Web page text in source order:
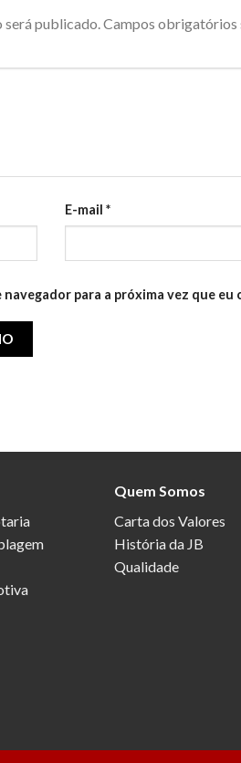
será publicado. Campos obrigatórios
E-mail *
para a próxima vez que eu
Quem Somos
Carta dos Valores
História da JB
Qualidade